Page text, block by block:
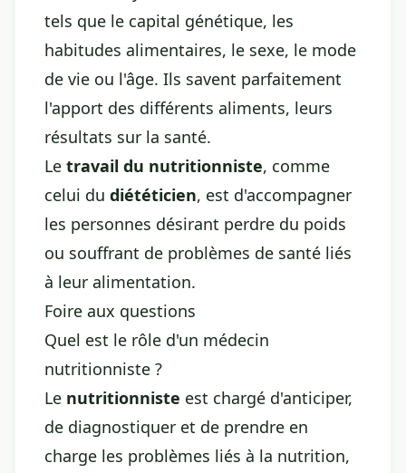
tels que le capital génétique, les
habitudes alimentaires, le sexe, le mode
de vie ou l'âge. Ils savent parfaitement
l'apport des différents aliments, leurs
résultats sur la santé.
Le travail du nutritionniste, comme
celui du diététicien, est d'accompagner
les personnes désirant perdre du poids
ou souffrant de problèmes de santé liés
à leur alimentation.
Foire aux questions
Quel est le rôle d'un médecin
nutritionniste ?
Le nutritionniste est chargé d'anticiper,
de diagnostiquer et de prendre en
charge les problèmes liés à la nutrition,